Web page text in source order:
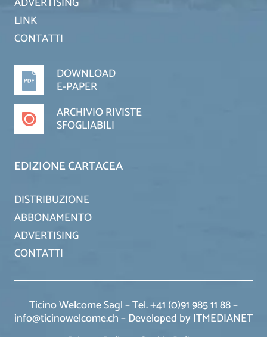
LINK
CONTATTI
DOWNLOAD
E-PAPER
ARCHIVIO RIVISTE
SFOGLIABILI
EDIZIONE CARTACEA
DISTRIBUZIONE
ABBONAMENTO
ADVERTISING
CONTATTI
Ticino Welcome Sagl – Tel. +41 (0)91 985 11 88 –
info@ticinowelcome.ch –Developed by ITMEDIANET